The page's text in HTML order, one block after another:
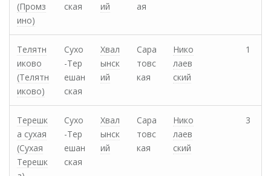
(Промз
ино)
ская
ий
ая
Телятн
иково
(Телятн
иково)
Сухо
-Тер
ешан
ская
Хвал
ынск
ий
Сара
товс
кая
Нико
лаев
ский
1
Терешк
а сухая
(Сухая
Терешк
Сухо
-Тер
ешан
ская
Хвал
ынск
ий
Сара
товс
кая
Нико
лаев
ский
3